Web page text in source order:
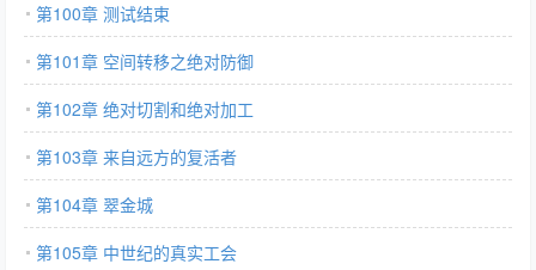
第100章 测试结束
第101章 空间转移之绝对防御
第102章 绝对切割和绝对加工
第103章 来自远方的复活者
第104章 翠金城
第105章 中世纪的真实工会